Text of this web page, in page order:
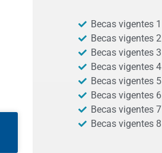
Becas vigentes 1
Becas vigentes 2
Becas vigentes 3
Becas vigentes 4
Becas vigentes 5
Becas vigentes 6
Becas vigentes 7
Becas vigentes 8